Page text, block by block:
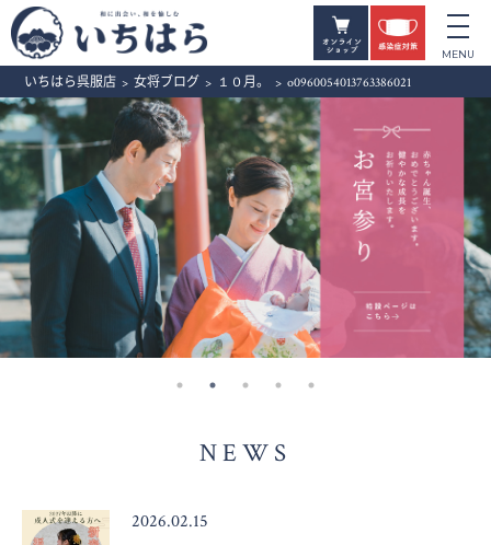
いちはら呉服店 > 女将ブログ > １０月。 > o0960054013763386021
NEWS
2026.02.15